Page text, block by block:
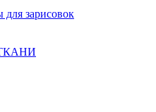
зарисовок